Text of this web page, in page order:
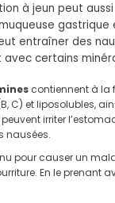
à jeun peut
gastrique
entraîner des
avec certains
contiennent à la
C) et liposolubles,
peuvent irriter
nausées.
pour causer un
En le prenant